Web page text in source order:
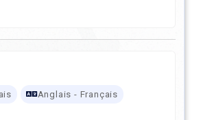
Anglais - Français